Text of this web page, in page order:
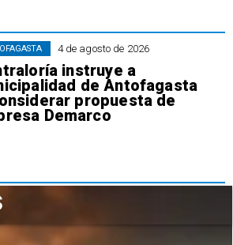
4 de agosto de 2026
instruye a
de Antofagasta
propuesta de
Demarco